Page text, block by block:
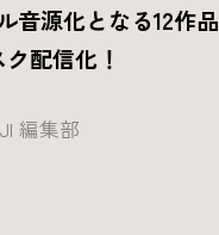
音源化となる12作
配信化！
編集部